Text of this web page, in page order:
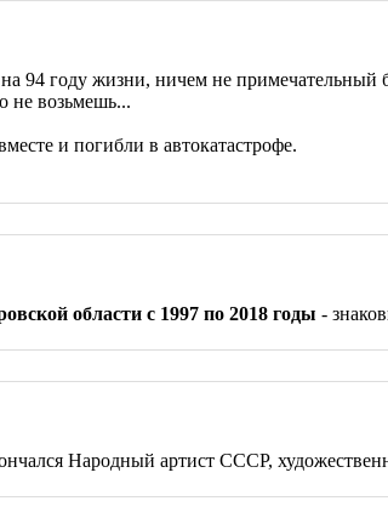
году жизни, ничем не примечательный
не возьмешь...
и погибли в автокатастрофе.
области с 1997 по 2018 годы -
Народный артист СССР,